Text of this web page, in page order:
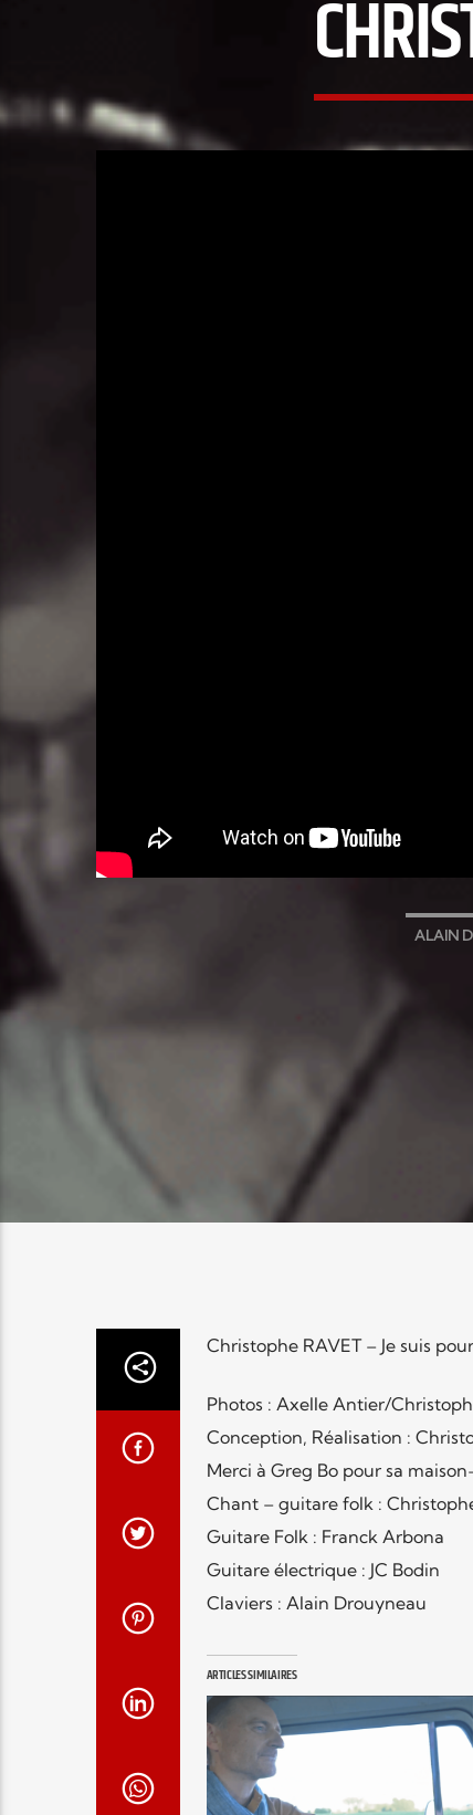
ALAIN
Christophe RAVET – Je suis
Photos : Axelle Antier/
Conception, Réalisation :
Merci à Greg Bo pour sa
Chant – guitare folk :
Guitare Folk : Franck Arbona
Guitare électrique : JC Bodin
Claviers : Alain Drouyneau
ARTICLES SIMILAIRES